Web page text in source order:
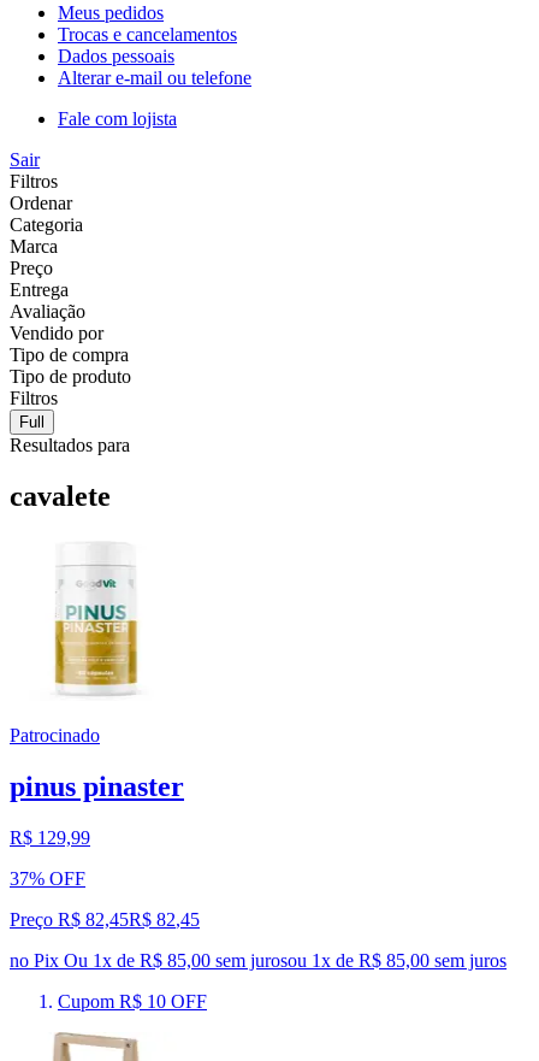
Meus pedidos
Trocas e cancelamentos
Dados pessoais
Alterar e-mail ou telefone
Fale com lojista
Sair
Filtros
Ordenar
Categoria
Marca
Preço
Entrega
Avaliação
Vendido por
Tipo de compra
Tipo de produto
Filtros
Full
Resultados para
cavalete
Patrocinado
pinus pinaster
R$ 129,99
37% OFF
Preço R$ 82,45R$ 82,45
no Pix Ou 1x de R$ 85,00 sem jurosou 1x de R$ 85,00 sem juros
Cupom R$ 10 OFF